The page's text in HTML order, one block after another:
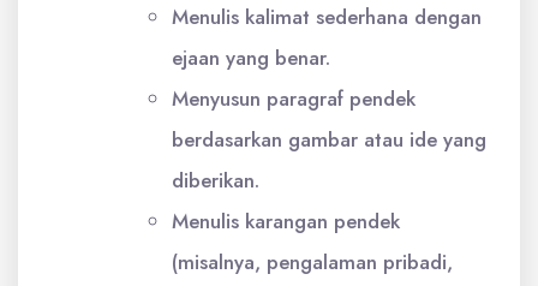
Menulis kalimat sederhana dengan
ejaan yang benar.
Menyusun paragraf pendek
berdasarkan gambar atau ide yang
diberikan.
Menulis karangan pendek
(misalnya, pengalaman pribadi,